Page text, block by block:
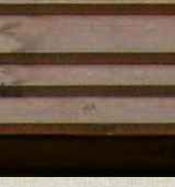
jutro ;)